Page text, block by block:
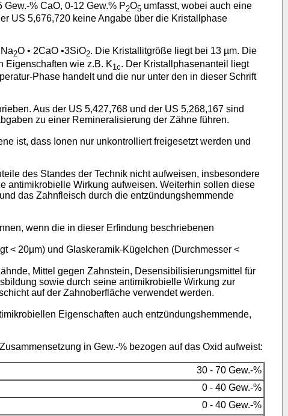
Gew.-% CaO, 0-12 Gew.% P2O5 umfasst, wobei auch eine
US 5,676,720 keine Angabe über die Kristallphase
2O • 2CaO •3SiO2. Die Kristallitgröße liegt bei 13 µm. Die
Eigenschaften wie z.B. K1c. Der Kristallphasenanteil liegt
Phase handelt und die nur unter den in dieser Schrift
Aus der US 5,427,768 und der US 5,268,167 sind
zu einer Remineralisierung der Zähne führen.
ist, dass Ionen nur unkontrolliert freigesetzt werden und
des Standes der Technik nicht aufweisen, insbesondere
antimikrobielle Wirkung aufweisen. Weiterhin sollen diese
das Zahnfleisch durch die entzündungshemmende
wenn die in dieser Erfindung beschriebenen
< 20µm) und Glaskeramik-Kügelchen (Durchmesser <
Mittel gegen Zahnstein, Desensibilisierungsmittel für
sowie durch seine antimikrobielle Wirkung zur
auf der Zahnoberfläche verwendet werden.
Eigenschaften auch entzündungshemmende,
in Gew.-% bezogen auf das Oxid aufweist:
30 - 70 Gew.-%
0 - 40 Gew.-%
0 - 40 Gew.-%